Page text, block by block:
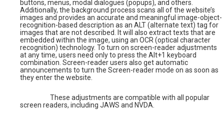
buttons, menus, modal dialogues (popups), and others.
Additionally, the background process scans all of the website’s
images and provides an accurate and meaningful image-object-
recognition-based description as an ALT (alternate text) tag for
images that are not described. It will also extract texts that are
embedded within the image, using an OCR (optical character
recognition) technology. To turn on screen-reader adjustments
at any time, users need only to press the Alt+1 keyboard
combination. Screen-reader users also get automatic
announcements to turn the Screen-reader mode on as soon as
they enter the website.
These adjustments are compatible with all popular
screen readers, including JAWS and NVDA.